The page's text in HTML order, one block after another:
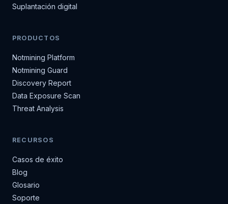
Suplantación digital
PRODUCTOS
Notmining Platform
Notmining Guard
Discovery Report
Data Exposure Scan
Threat Analysis
RECURSOS
Casos de éxito
Blog
Glosario
Soporte